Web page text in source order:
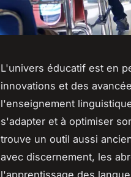
L'univers éducatif est en
innovations et des
l'enseignement
s'adapter et à optimiser
trouve un outil aussi
avec discernement, les